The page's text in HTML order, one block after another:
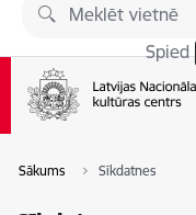
Pāriet uz lapas saturu
Spied
Sākums Sīkdatnes